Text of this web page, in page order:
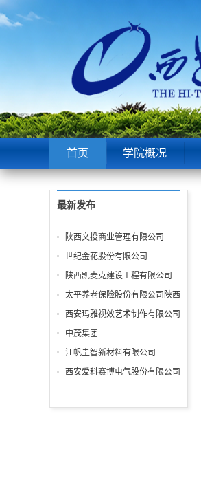
首页 学院概况
最新发布
陕西文投商业管理有限公司
世纪金花股份有限公司
陕西凯麦克建设工程有限公司
太平养老保险股份有限公司陕西
分公司
西安玛雅视效艺术制作有限公司
中茂集团
江帆圭智新材料有限公司
西安爱科赛博电气股份有限公司